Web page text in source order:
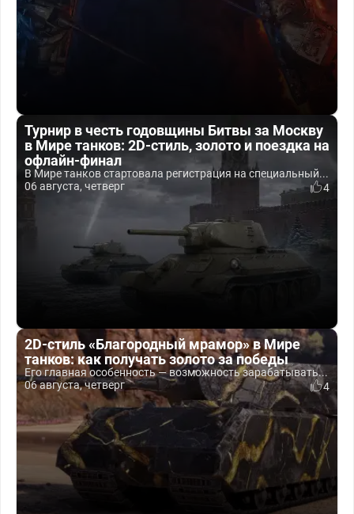
Турнир в честь годовщины Битвы за Москву
в Мире танков: 2D-стиль, золото и поездка на
офлайн-финал
В Мире танков стартовала регистрация на специальный...
06 августа, четверг
4
2D-стиль «Благородный мрамор» в Мире
танков: как получать золото за победы
Его главная особенность — возможность зарабатывать...
06 августа, четверг
4